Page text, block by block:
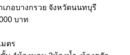
ภอบางกรวย จังหวัดนนทบุรี
บาท
มตร